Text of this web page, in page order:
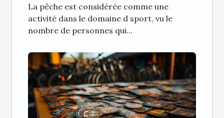
La pêche est considérée comme une
activité dans le domaine d sport, vu le
nombre de personnes qui...